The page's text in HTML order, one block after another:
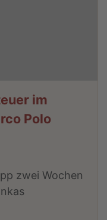
im
Polo
zwei Wochen